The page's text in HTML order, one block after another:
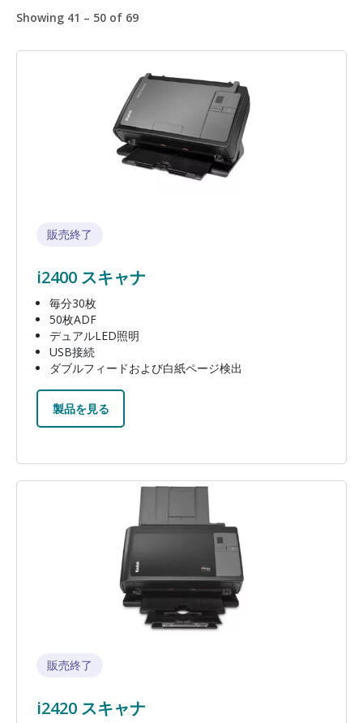
Showing 41 – 50 of 69
画像
販売終了
i2400 スキャナ
毎分30枚
50枚ADF
デュアルLED照明
USB接続
ダブルフィードおよび白紙ページ検出
製品を見る
販売終了
i2420 スキャナ